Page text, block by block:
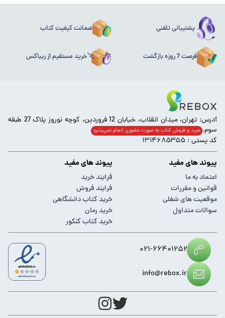
پشتیبانی تلفنی ضمانت کیفیت کتاب
فرصت 7 روزه بازگشت خرید مستقیم از ریباکس
آدرس: تهران، میدان انقلاب، خیابان 12 فروردین، کوچه نوروز پلاک 27 طبقه
سوم. خرید و فروش کتاب به صورت حضوری انجام‌ نمی‌پذیرد
کد پستی : ۱۳۱۴۶۸۵۳۵۵
پیوند های مفید
اعتماد به ما
قوانین و مقررات
موقعیت های شغلی
سوالات متداول
پیوند های مفید
فرایند خرید
فرایند فروش
خرید کتاب دانشگاهی
خرید رمان
خرید کتاب کنکور
۰۲۱-۶۶۴۰۱۲۵۲
info@rebox.ir